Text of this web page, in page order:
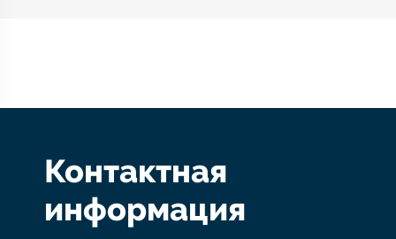
Контактная
информация